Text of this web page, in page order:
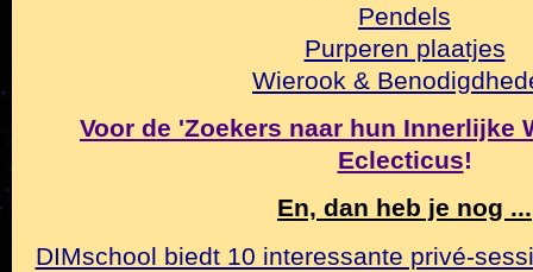
Pendels
Purperen plaatjes
Wierook &
Voor de 'Zoekers naar hun Innerlijke
Eclecticus!
En, dan heb je nog ...
DIMschool biedt 10 interessante privé-